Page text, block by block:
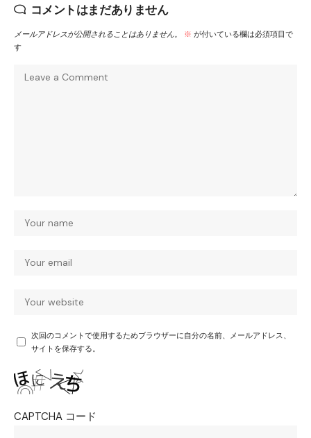
コメントはまだありません
メールアドレスが公開されることはありません。 ※ が付いている欄は必須項目で
す
次回のコメントで使用するためブラウザーに自分の名前、メールアドレス、
サイトを保存する。
CAPTCHA コード